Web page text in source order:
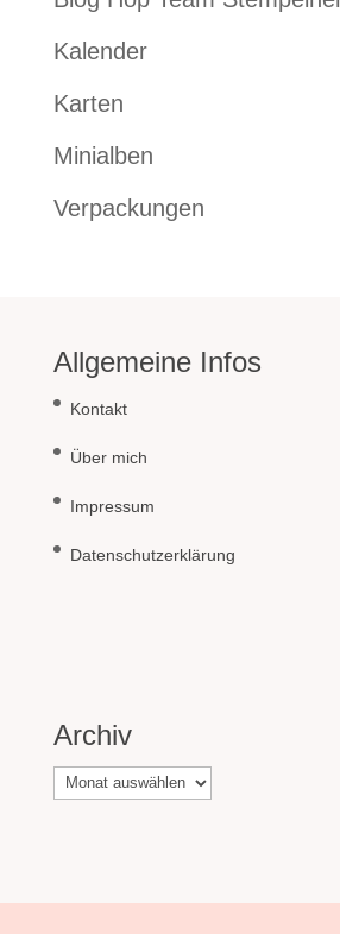
Kalender
Karten
Minialben
Verpackungen
Allgemeine Infos
Kontakt
Über mich
Impressum
Datenschutzerklärung
Archiv
Archiv